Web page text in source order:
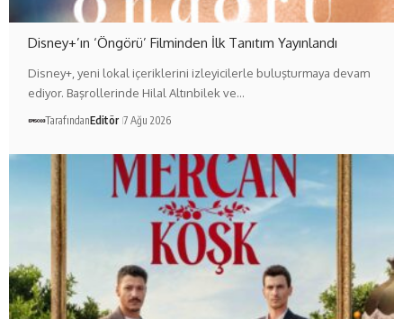
Disney+’ın ‘Öngörü’ Filminden İlk Tanıtım Yayınlandı
Disney+, yeni lokal içeriklerini izleyicilerle buluşturmaya devam
ediyor. Başrollerinde Hilal Altınbilek ve…
TarafındanEditör 7 Ağu 2026